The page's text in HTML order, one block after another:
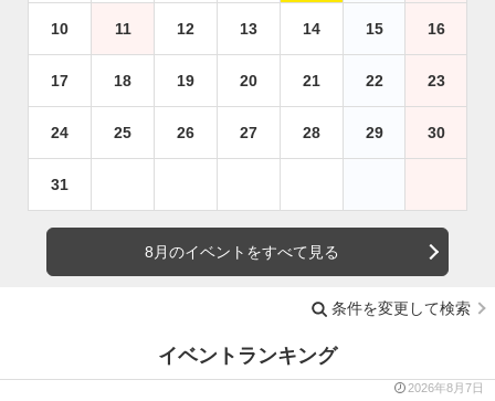
10 11 12 13 14 15 16
17 18 19 20 21 22 23
24 25 26 27 28 29 30
31
8月のイベントをすべて見る
条件を変更して検索
イベントランキング
2026年8月7日